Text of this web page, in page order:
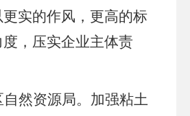
更实的作风，更高的标
，压实企业主体责
自然资源局。 加强粘土